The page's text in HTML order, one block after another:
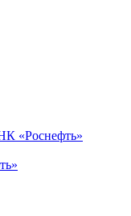
«Роснефть»